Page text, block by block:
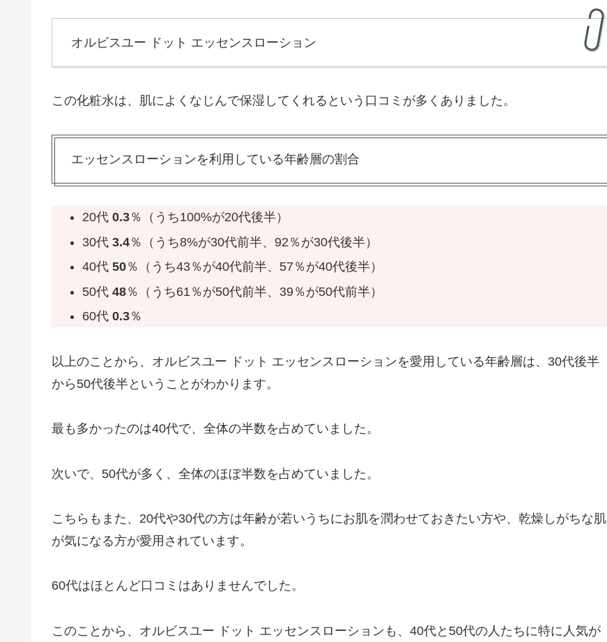
オルビスユー ドット エッセンスローション
この化粧水は、肌によくなじんで保湿してくれるという口コミが多くありました。
エッセンスローションを利用している年齢層の割合
20代 0.3％（うち100%が20代後半）
30代 3.4％（うち8%が30代前半、92％が30代後半）
40代 50％（うち43％が40代前半、57％が40代後半）
50代 48％（うち61％が50代前半、39％が50代前半）
60代 0.3％
以上のことから、オルビスユー ドット エッセンスローションを愛用している年齢層は、30代後半
から50代後半ということがわかります。
最も多かったのは40代で、全体の半数を占めていました。
次いで、50代が多く、全体のほぼ半数を占めていました。
こちらもまた、20代や30代の方は年齢が若いうちにお肌を潤わせておきたい方や、乾燥しがちな肌
が気になる方が愛用されています。
60代はほとんど口コミはありませんでした。
このことから、オルビスユー ドット エッセンスローションも、40代と50代の人たちに特に人気が